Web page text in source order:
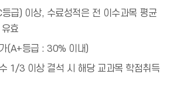
급) 이상, 수료성적은 전 이수과목 평균
효
(A+등급 : 30% 이내)
1/3 이상 결석 시 해당 교과목 학점취득